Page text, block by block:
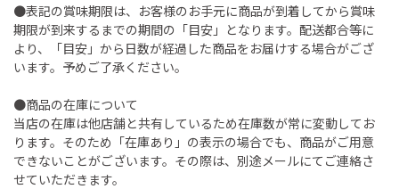
●表記の賞味期限は、お客様のお手元に商品が到着してから賞味
期限が到来するまでの期間の「目安」となります。配送都合等に
より、「目安」から日数が経過した商品をお届けする場合がござ
います。予めご了承ください。
●商品の在庫について
当店の在庫は他店舗と共有しているため在庫数が常に変動してお
ります。そのため「在庫あり」の表示の場合でも、商品がご用意
できないことがございます。その際は、別途メールにてご連絡さ
せていただきます。